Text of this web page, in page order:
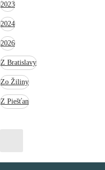
2023
2024
2026
Z Bratislavy
Zo Žiliny
Z Piešťan